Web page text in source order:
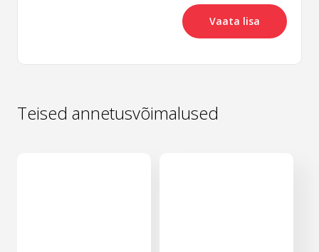
Vaata lisa
Teised annetusvõimalused